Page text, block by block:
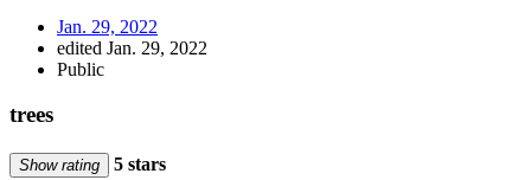
Jan. 29, 2022
edited Jan. 29, 2022
Public
trees
Show rating 5 stars